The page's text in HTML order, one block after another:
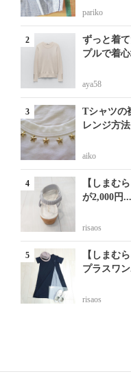
pariko
ずっと着
プルで着
aya58
Tシャツの
レンジ方
aiko
【しまむ
が2,000円...
risaos
【しまむ
プラスワ
risaos